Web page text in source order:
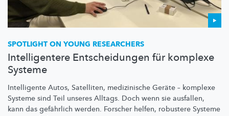
SPOTLIGHT ON YOUNG RESEARCHERS
Intelligentere Entscheidungen für komplexe
Systeme
Intelligente Autos, Satelliten, medizinische Geräte – komplexe
Systeme sind Teil unseres Alltags. Doch wenn sie ausfallen,
kann das gefährlich werden. Forscher helfen, robustere Systeme